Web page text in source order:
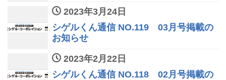
2023年3月24日
シゲルくん通信 NO.119 03月号掲載の
お知らせ
2023年2月22日
シゲルくん通信 NO.118 02月号掲載の